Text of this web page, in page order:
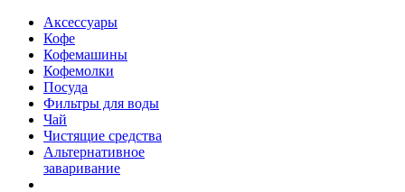
Аксессуары
Кофе
Кофемашины
Кофемолки
Посуда
Фильтры для воды
Чай
Чистящие средства
Альтернативное
заваривание